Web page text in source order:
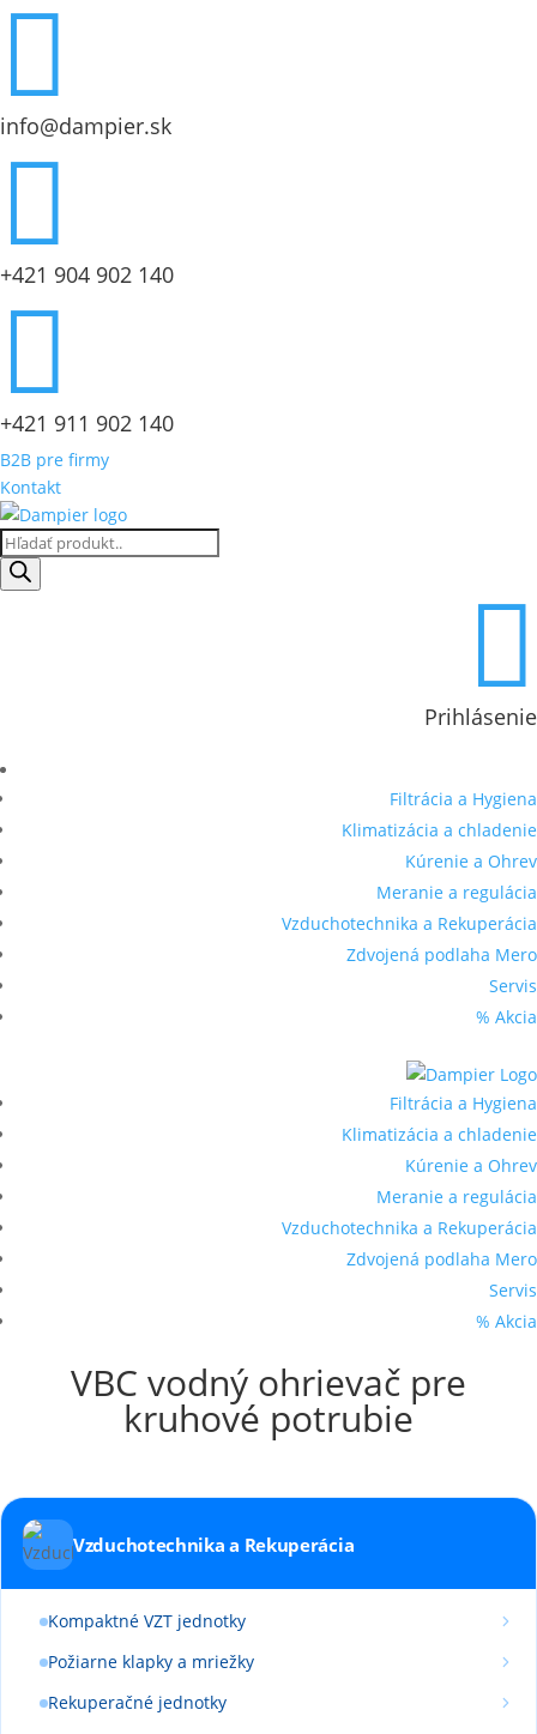

info@dampier.sk

+421 904 902 140

+421 911 902 140
B2B pre firmy
Kontakt
Products
search

Prihlásenie
Filtrácia a Hygiena
Klimatizácia a chladenie
Kúrenie a Ohrev
Meranie a regulácia
Vzduchotechnika a Rekuperácia
Zdvojená podlaha Mero
Servis
% Akcia
Filtrácia a Hygiena
Klimatizácia a chladenie
Kúrenie a Ohrev
Meranie a regulácia
Vzduchotechnika a Rekuperácia
Zdvojená podlaha Mero
Servis
% Akcia
VBC vodný ohrievač pre
kruhové potrubie
Vzduchotechnika a Rekuperácia
Kompaktné VZT jednotky
Požiarne klapky a mriežky
Rekuperačné jednotky